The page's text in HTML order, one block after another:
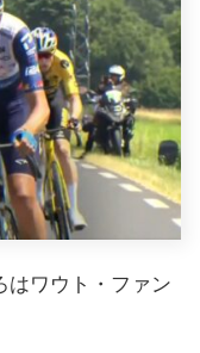
はワウト・ファン